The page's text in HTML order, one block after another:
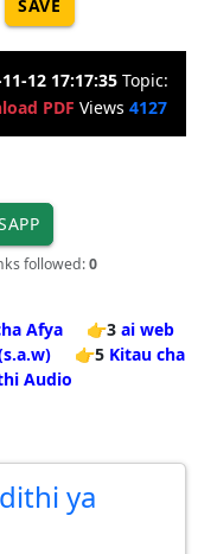
SAVE
12 17:17:35 Topic:
PDF Views 4127
followed:0
Afya 👉3 ai web
👉5 Kitau cha
Audio
ya